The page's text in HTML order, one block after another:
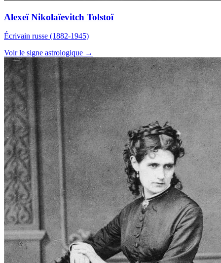
Alexeï Nikolaïevitch Tolstoï
Écrivain russe (1882-1945)
Voir le signe astrologique →